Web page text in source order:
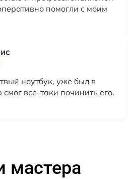
помогли с моим
ноутбук, уже был в
все-таки починить его.
мастера